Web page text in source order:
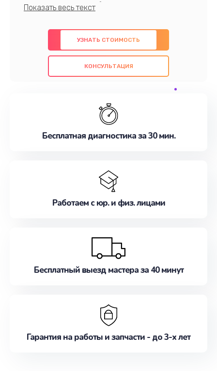
профессионалов с обширными знаниями и
предлагаем быстрый и качественный ремонт с
использованием оригинальных компонентов, а
также гарантируем качество всех
проведенных работ. Наша цель - предоставить
обслуживание, удовлетворяя их потребности
наилучшим образом. Не медлите записаться на
УЗНАТЬ СТОИМОСТЬ
КОНСУЛЬТАЦИЯ
Бесплатная диагностика за 30 мин.
Работаем с юр. и физ. лицами
Бесплатный выезд мастера за 40 минут
Гарантия на работы и запчасти - до 3-х лет